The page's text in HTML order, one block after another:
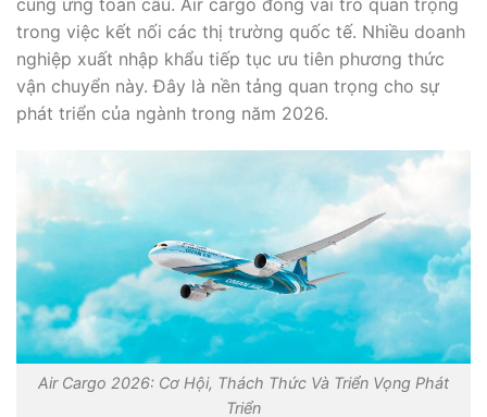
cung ứng toàn cầu. Air cargo đóng vai trò quan trọng
trong việc kết nối các thị trường quốc tế. Nhiều doanh
nghiệp xuất nhập khẩu tiếp tục ưu tiên phương thức
vận chuyển này. Đây là nền tảng quan trọng cho sự
phát triển của ngành trong năm 2026.
Air Cargo 2026: Cơ Hội, Thách Thức Và Triển Vọng Phát
Triển